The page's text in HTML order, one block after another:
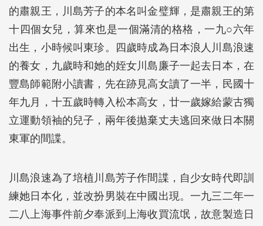
的肅親王，川島芳子的本名叫金璧輝，是肅親王的第
十四個女兒，算來也是一個滿清的格格，一九○六年
出生，小時候叫東珍。四歲時成為日本浪人川島浪速
的養女，九歲時和她的姪女川島廉子一起去日本，在
豐島師範附小讀書，先在跡見高女讀了一半，民國十
年九月，十五歲時轉入松本高女，廿一歲嫁給蒙古獨
立運動領袖的兒子，兩年後拋棄丈夫逃回來做日本關
東軍的間諜。
川島浪速為了培植川島芳子作間諜，自少女時代即訓
練她日本化，並改扮男裝在中國出現。一九三二年一
二八上海事件前夕奉派到上海收買流氓，故意製造日